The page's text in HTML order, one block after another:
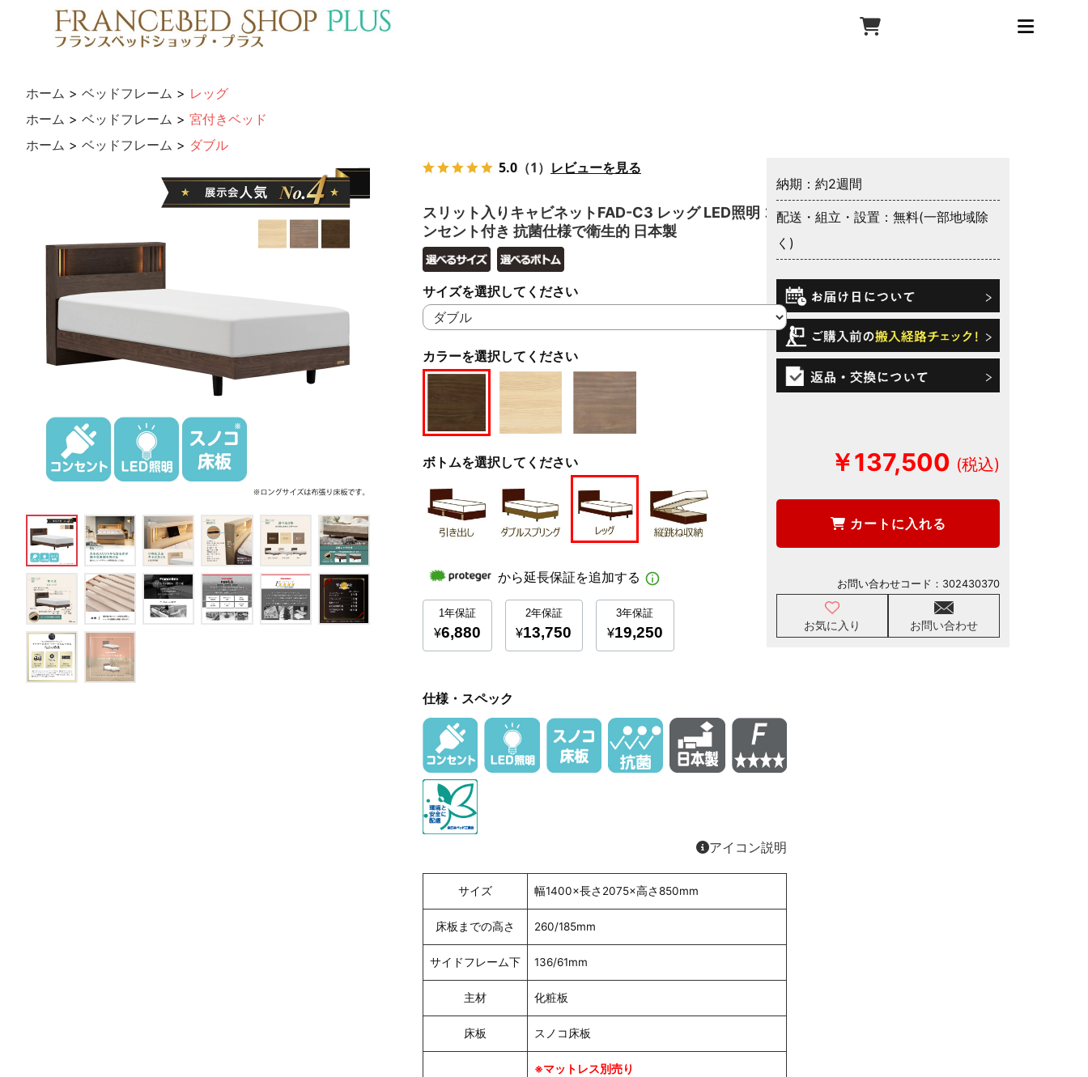
ホーム > ベッドフレーム > レッグ
ホーム > ベッドフレーム > 宮付きベッド
ホーム > ベッドフレーム > ダブル
5.0 （1） レビューを見る
スリット入りキャビネットFAD-C3 レッグ LED照明 コ
ンセント付き 抗菌仕様で衛生的 日本製
カラーを選択してください
サイズを選択してください
ボトムを選択してください
仕様・スペック
アイコン説明
サイズ 幅1400×長さ2075×高さ850mm
床板までの高さ 260/185mm
サイドフレーム下 136/61mm
主材 化粧板
床板 スノコ床板
※マットレス別売り
納期：約2週間
配送・組立・設置：無料(一部地域除
く)
￥137,500
カートに入れる
お気に入り お問い合わせ
お問い合わせコード： 302430370